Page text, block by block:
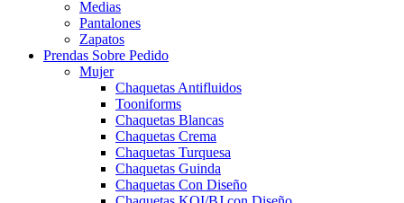
Medias
Pantalones
Zapatos
Prendas Sobre Pedido
Mujer
Chaquetas Antifluidos
Tooniforms
Chaquetas Blancas
Chaquetas Crema
Chaquetas Turquesa
Chaquetas Guinda
Chaquetas Con Diseño